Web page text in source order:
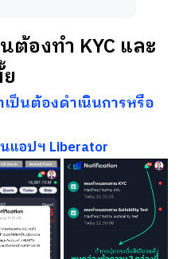
ต้องทำ KYC และ
ป็นต้องดำเนินการหรือ
แอปฯ Liberator